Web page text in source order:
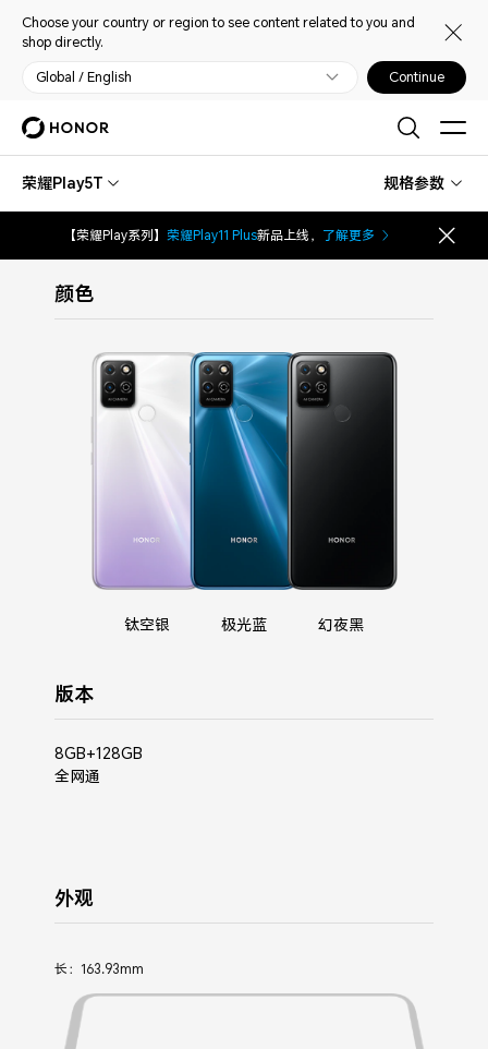
Choose your country or region to see content related to you and
shop directly.
Global / English Continue
荣耀Play5T 规格参数
【荣耀Play系列】 荣耀Play11 Plus新品上线， 了解更多
颜色
钛空银 极光蓝 幻夜黑
版本
8GB+128GB
全网通
外观
长：163.93mm